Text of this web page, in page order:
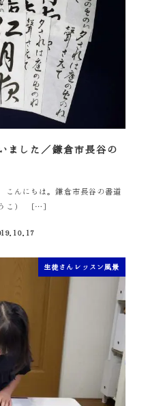
ました／鎌倉市長谷の
んにちは。鎌倉市長谷の書道
うこ） […]
生徒さんレッスン風景